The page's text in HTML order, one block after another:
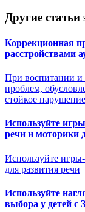
Другие статьи
Коррекционная
расстройствами
При воспитании и
проблем,
стойкое
Используйте
речи и моторики
Используйте
для развития речи
Используйте
выбора у детей с